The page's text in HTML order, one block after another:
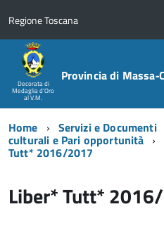
Regione Toscana
Decorata di
Medaglia d'Oro
al V.M.
Provincia di
Home Servizi e Documenti
culturali e Pari opportunità
Tutt* 2016/2017
Liber* Tutt*